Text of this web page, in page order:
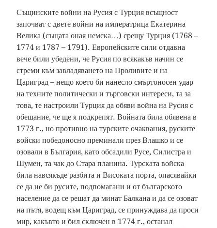
Същинските войни на Русия с Турция всъщност
започват с двете войни на императрица Екатерина
Велика (същата оная немска…) срещу Турция (1768 –
1774 и 1787 – 1791). Европейските сили отдавна
вече били убедени, че Русия по всякакъв начин се
стреми към завладяването на Проливите и на
Цариград – нещо което би нанесло смъртоносен удар
на техните политически и търговски интереси, та за
това, те настроили Турция да обяви война на Русия с
обещание, че ще я подкрепят. Войната била обявена в
1773 г., но противно на турските очаквания, руските
войски победоносно преминали през Влашко и се
озовали в България, като обсадили Русе, Силистра и
Шумен, та чак до Стара планина. Турската войска
била навсякъде разбита и Високата порта, опасявайки
се да не би русите, подпомагани и от българското
население да се решат да минат Балкана и да се озоват
на пътя, водещ към Цариград, се принуждава да проси
мир, какъвто и бил сключен в 1774 г., останал